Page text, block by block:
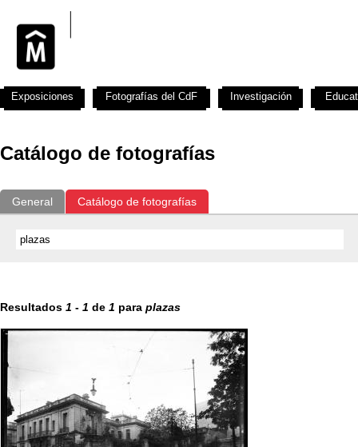
Catálogo de fotografías
General Catálogo de fotografías
Resultados 1 - 1 de 1 para plazas
Exposiciones Fotografías del CdF Investigación